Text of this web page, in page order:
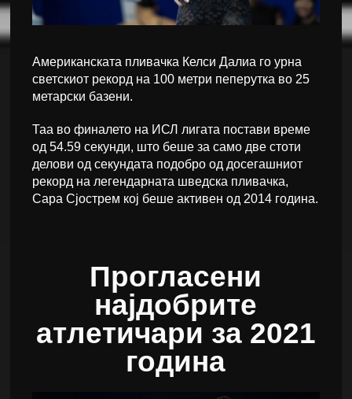
Американската пливачка Келси Далиа го урна
светскиот рекорд на 100 метри пеперутка во 25
метарски базени.
Таа во финалето на ИСЛ лигата постави време
од 54.59 секунди, што беше за само две стоти
делови од секундата подобро од досегашниот
рекорд на легендарната шведска пливачка,
Сара Сјострем кој беше активен од 2014 година.
Прогласени
најдобрите
атлетичари за 2021
година